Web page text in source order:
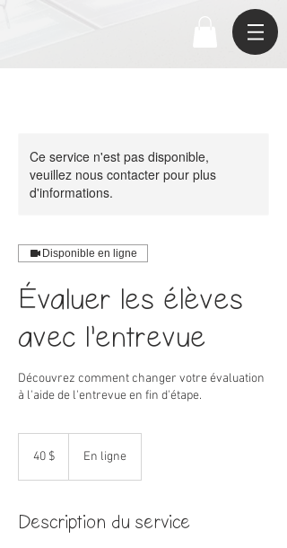
Ce service n'est pas disponible,
veuillez nous contacter pour plus
d'informations.
Disponible en ligne
Évaluer les élèves
avec l'entrevue
Découvrez comment changer votre évaluation
à l'aide de l'entrevue en fin d'étape.
canadiens
40 $ En ligne
Description du service